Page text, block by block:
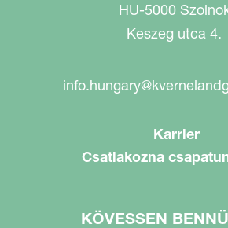
HU-5000
Keszeg utca 4.
Karrier
Csatlakozna
KÖVESSEN